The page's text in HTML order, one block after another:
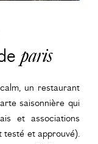
paris
un restaurant
saisonnière qui
et associations
testé et approuvé).